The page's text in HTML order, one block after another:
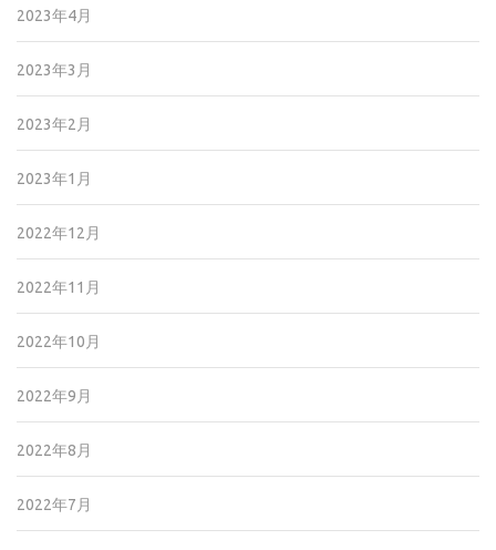
2023年4月
2023年3月
2023年2月
2023年1月
2022年12月
2022年11月
2022年10月
2022年9月
2022年8月
2022年7月